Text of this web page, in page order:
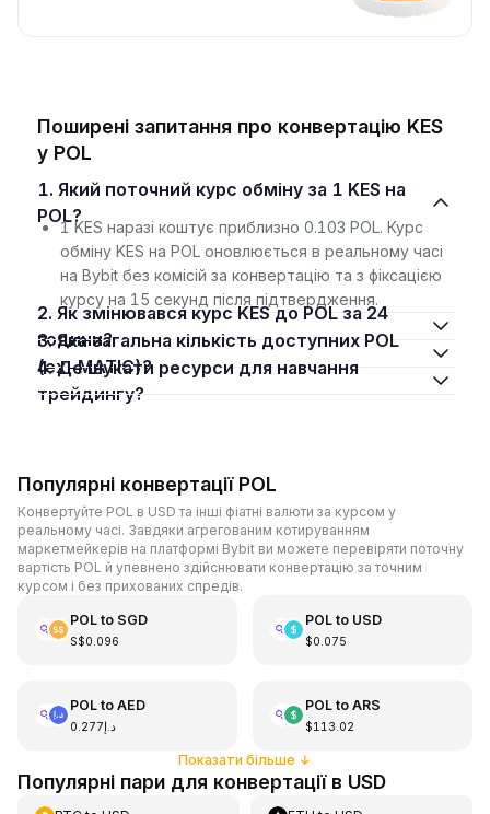
Поширені запитання про конвертацію KES
у POL
1. Який поточний курс обміну за 1 KES на
POL?
1 KES наразі коштує приблизно 0.103 POL. Курс
обміну KES на POL оновлюється в реальному часі
на Bybit без комісій за конвертацію та з фіксацією
курсу на 15 секунд після підтвердження.
2. Як змінювався курс KES до POL за 24
години?
3. Яка загальна кількість доступних POL
(ex-MATIC)?
4. Де шукати ресурси для навчання
трейдингу?
Популярні конвертації POL
Конвертуйте POL в USD та інші фіатні валюти за курсом у
реальному часі. Завдяки агрегованим котируванням
маркетмейкерів на платформі Bybit ви можете перевіряти поточну
вартість POL й упевнено здійснювати конвертацію за точним
курсом і без прихованих спредів.
POLto SGD
S$0.096
POLto USD
$0.075
POLto AED
د.إ0.277
POLto ARS
$113.02
Показати більше ↓
Популярні пари для конвертації в USD